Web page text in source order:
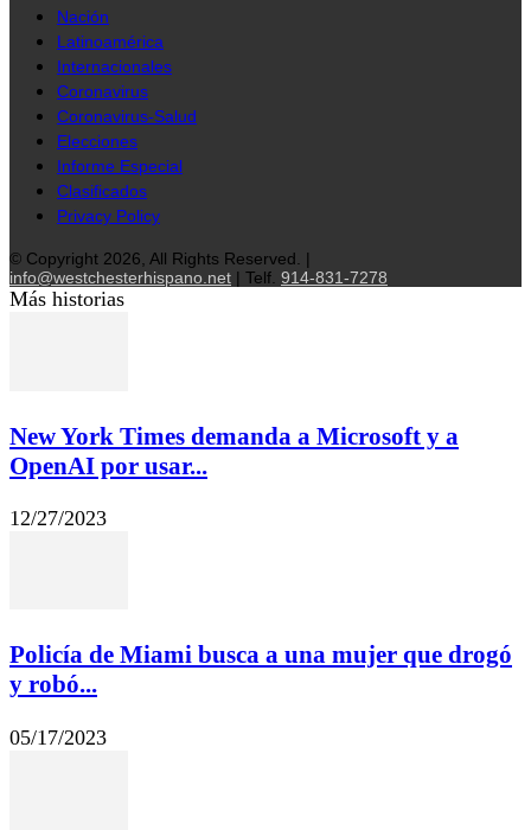
Nación
Latinoamérica
Internacionales
Coronavirus
Coronavirus-Salud
Elecciones
Informe Especial
Clasificados
Privacy Policy
© Copyright 2026, All Rights Reserved. |
info@westchesterhispano.net | Telf. 914-831-7278
Más historias
New York Times demanda a Microsoft y a
OpenAI por usar...
12/27/2023
Policía de Miami busca a una mujer que drogó
y robó...
05/17/2023